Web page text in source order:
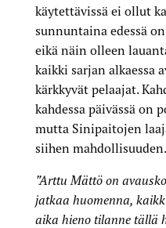
käytettävissä ei ollut
sunnuntaina edessä
eikä näin olleen
kaikki sarjan alkaessa
kärkkyvät pelaajat.
kahdessa päivässä on
mutta Sinipaitojen
siihen mahdollisuuden.
”Arttu Mättö on
jatkaa huomenna,
aika hieno tilanne tällä